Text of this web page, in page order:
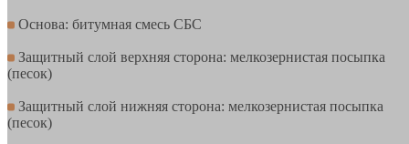
Основа: битумная смесь СБС
Защитный слой верхняя сторона: мелкозернистая посыпка
(песок)
Защитный слой нижняя сторона: мелкозернистая посыпка
(песок)